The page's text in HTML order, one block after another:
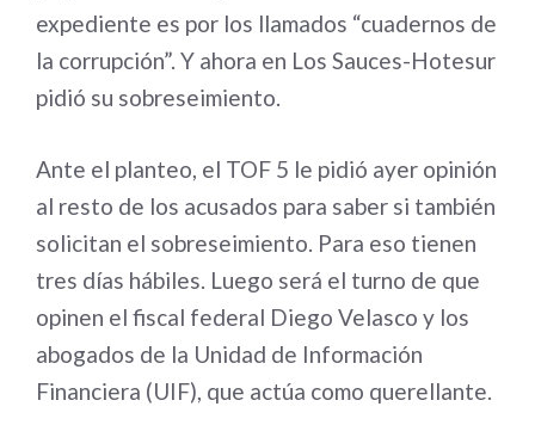
expediente es por los llamados “cuadernos de
la corrupción”. Y ahora en Los Sauces-Hotesur
pidió su sobreseimiento.
Ante el planteo, el TOF 5 le pidió ayer opinión
al resto de los acusados para saber si también
solicitan el sobreseimiento. Para eso tienen
tres días hábiles. Luego será el turno de que
opinen el fiscal federal Diego Velasco y los
abogados de la Unidad de Información
Financiera (UIF), que actúa como querellante.